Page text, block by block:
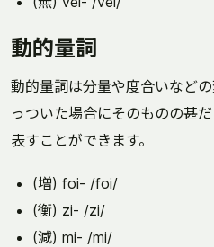
動的量詞
動的量詞は分量や度合いなど
っついた場合にそのものの甚
表すことができます。
(増) foi- /foi/
(衡) zi- /zi/
(減) mi- /mi/